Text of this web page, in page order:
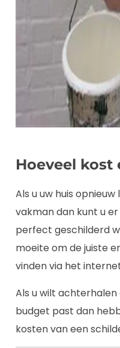
Hoeveel kost
Als u uw huis
vakman dan kunt u
perfect geschilderd
moeite om de juiste
vinden via het
Als u wilt
budget past dan
kosten van een